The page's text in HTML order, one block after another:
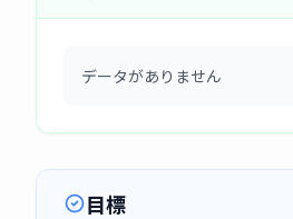
データがありません
目標